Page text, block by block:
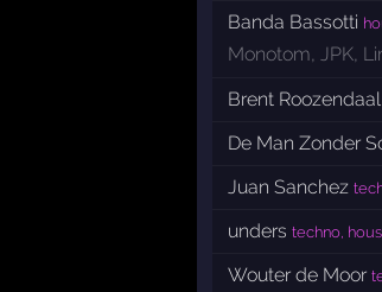
Banda Bassotti
Monotom, JPK,
Brent Roozendaal
De Man Zonder
Juan Sanchez
unders techno,
Wouter de Moor